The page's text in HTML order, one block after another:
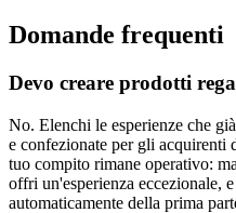
Domande frequenti
Devo creare prodotti
No. Elenchi le esperienze che
e confezionate per gli acquirenti
tuo compito rimane operativo:
offri un'esperienza eccezionale,
automaticamente della prima